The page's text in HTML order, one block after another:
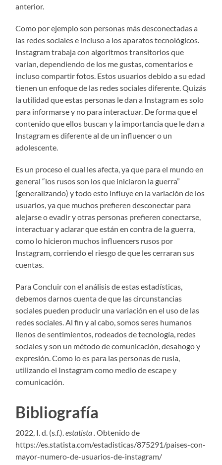
anterior.
Como por ejemplo son personas más desconectadas a
las redes sociales e incluso a los aparatos tecnológicos.
Instagram trabaja con algoritmos transitorios que
varían, dependiendo de los me gustas, comentarios e
incluso compartir fotos. Estos usuarios debido a su edad
tienen un enfoque de las redes sociales diferente. Quizás
la utilidad que estas personas le dan a Instagram es solo
para informarse y no para interactuar. De forma que el
contenido que ellos buscan y la importancia que le dan a
Instagram es diferente al de un influencer o un
adolescente.
Es un proceso el cual les afecta, ya que para el mundo en
general “los rusos son los que iniciaron la guerra”
(generalizando) y todo esto influye en la variación de los
usuarios, ya que muchos prefieren desconectar para
alejarse o evadir y otras personas prefieren conectarse,
interactuar y aclarar que están en contra de la guerra,
como lo hicieron muchos influencers rusos por
Instagram, corriendo el riesgo de que les cerraran sus
cuentas.
Para Concluir con el análisis de estas estadísticas,
debemos darnos cuenta de que las circunstancias
sociales pueden producir una variación en el uso de las
redes sociales. Al fin y al cabo, somos seres humanos
llenos de sentimientos, rodeados de tecnología, redes
sociales y son un método de comunicación, desahogo y
expresión. Como lo es para las personas de rusia,
utilizando el Instagram como medio de escape y
comunicación.
Bibliografía
2022, I. d. (s.f.).estatista .Obtenido de
https://es.statista.com/estadisticas/875291/paises-con-
mayor-numero-de-usuarios-de-instagram/